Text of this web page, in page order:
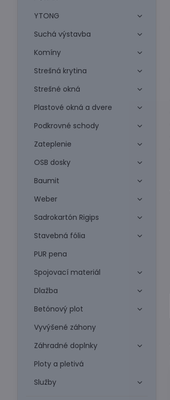
YTONG
Suchá výstavba
Komíny
Strešná krytina
Strešné okná
Plastové okná a dvere
Podkrovné schody
Zateplenie
OSB dosky
Baumit
Weber
Sadrokartón Rigips
Stavebná fólia
PUR pena
Spojovací materiál
Dlažba
Betónový plot
Vyvýšené záhony
Záhradné doplnky
Ploty a pletivá
Služby